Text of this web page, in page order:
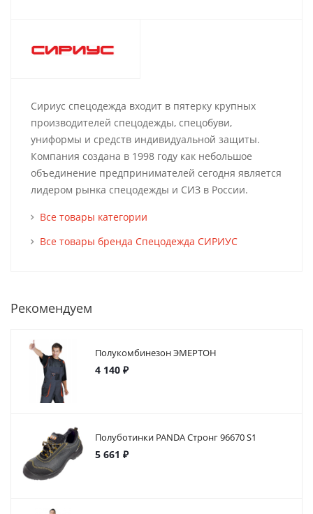
Сириус спецодежда входит в пятерку крупных
производителей спецодежды, спецобуви,
униформы и средств индивидуальной защиты.
Компания создана в 1998 году как небольшое
объединение предпринимателей сегодня является
лидером рынка спецодежды и СИЗ в России.
Все товары категории
Все товары бренда Спецодежда СИРИУС
Рекомендуем
Полукомбинезон ЭМЕРТОН
4 140 ₽
Полуботинки PANDA Стронг 96670 S1
5 661 ₽